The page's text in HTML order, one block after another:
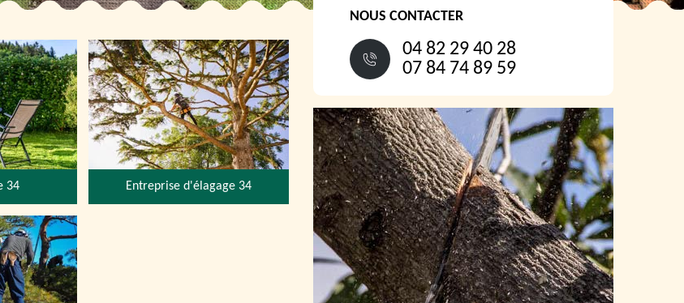
34 Entreprise d'élagage 34
NOUS CONTACTER
04 82 29 40 28
07 84 74 89 59